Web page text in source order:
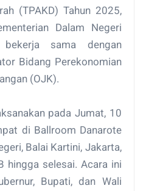
(TPAKD) Tahun 2025,
Dalam Negeri
bekerja sama dengan
Bidang Perekonomian
(OJK).
pada Jumat, 10
di Ballroom Danarote
Balai Kartini, Jakarta,
hingga selesai. Acara ini
Bupati, dan Wali